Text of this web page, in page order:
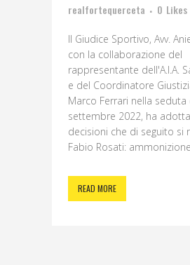
realfortequerceta
0 Likes
Il Giudice Sportivo, Avv.
con la collaborazione del
rappresentante dell'A.I.A.
e del Coordinatore
Marco Ferrari nella seduta
settembre 2022, ha
decisioni che di seguito si
Fabio Rosati: ammonizione
READ MORE